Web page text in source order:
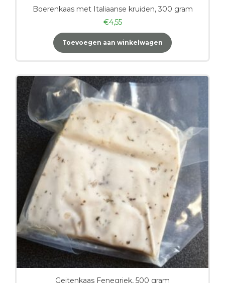
Boerenkaas met Italiaanse kruiden, 300 gram
€4,55
Toevoegen aan winkelwagen
Geitenkaas Fenegriek, 500 gram